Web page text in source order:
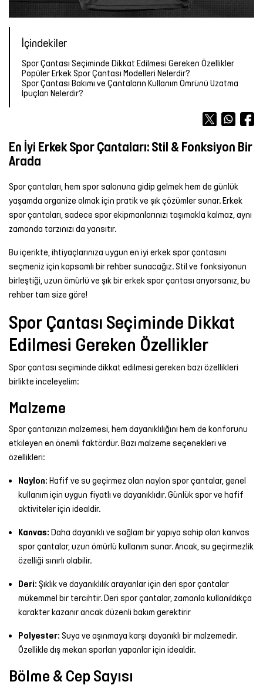
OUTLET Forma
Şort
Yağmurluk
Yelek
TÜM
Bot &
TÜM
ÜRÜNLER
Aksesuarları
OUTLET Atlet
Mont &
Yelek
Tayt
Sütyeni
Etek
ÜRÜNLER
Terlik
&
TÜM
ÜRÜNLER
OUTLET
Yağmurluk
Tişört
Şort
Şortu
TÜM
TÜM
İçindekiler
Spor Çantası Seçiminde Dikkat Edilmesi Gereken Özellikler
Popüler Erkek Spor Çantası Modelleri Nelerdir?
Spor Çantası Bakımı ve Çantaların Kullanım Ömrünü Uzatma
İpuçları Nelerdir?
En İyi Erkek Spor Çantaları: Stil & Fonksiyon Bir
Arada
Spor çantaları, hem spor salonuna gidip gelmek hem de günlük
yaşamda organize olmak için pratik ve şık çözümler sunar. Erkek
spor çantaları, sadece spor ekipmanlarınızı taşımakla kalmaz, aynı
zamanda tarzınızı da yansıtır.
Bu içerikte, ihtiyaçlarınıza uygun en iyi erkek spor çantasını
seçmeniz için kapsamlı bir rehber sunacağız. Stil ve fonksiyonun
birleştiği, uzun ömürlü ve şık bir erkek spor çantası arıyorsanız, bu
rehber tam size göre!
Spor Çantası Seçiminde Dikkat
Edilmesi Gereken Özellikler
Spor çantası seçiminde dikkat edilmesi gereken bazı özellikleri
birlikte inceleyelim:
Malzeme
Spor çantanızın malzemesi, hem dayanıklılığını hem de konforunu
etkileyen en önemli faktördür. Bazı malzeme seçenekleri ve
özellikleri:
Naylon: Hafif ve su geçirmez olan naylon spor çantalar, genel
kullanım için uygun fiyatlı ve dayanıklıdır. Günlük spor ve hafif
aktiviteler için idealdir.
Kanvas: Daha dayanıklı ve sağlam bir yapıya sahip olan kanvas
spor çantalar, uzun ömürlü kullanım sunar. Ancak, su geçirmezlik
özelliği sınırlı olabilir.
Deri: Şıklık ve dayanıklılık arayanlar için deri spor çantalar
mükemmel bir tercihtir. Deri spor çantalar, zamanla kullanıldıkça
karakter kazanır ancak düzenli bakım gerektirir
Polyester: Suya ve aşınmaya karşı dayanıklı bir malzemedir.
Özellikle dış mekan sporları yapanlar için idealdir.
Bölme & Cep Sayısı